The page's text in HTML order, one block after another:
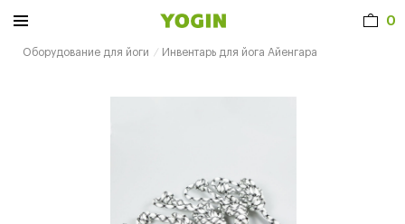
0
Оборудование для йоги Инвентарь для йога Айенгара